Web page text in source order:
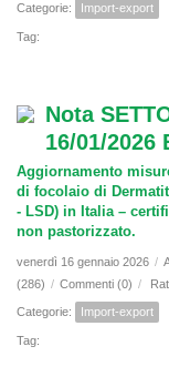
Categorie: Import-export
Tag:
Nota
16/01/
Aggiornamento
di focolaio di
- LSD) in Italia –
non pastorizzato.
venerdì 16 gennaio 2026 /
(286) / Commenti (0) /
Categorie: Import-export
Tag: